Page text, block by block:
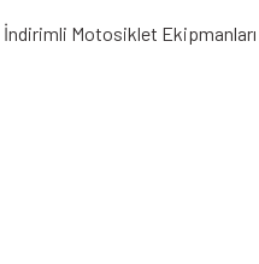
İndirimli Motosiklet Ekipmanları